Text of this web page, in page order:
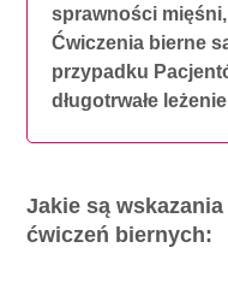
sprawności
Ćwiczenia bierne
przypadku
długotrwałe
Jakie są
ćwiczeń biernych: